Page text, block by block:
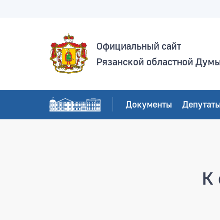
Официальный сайт
Рязанской областной
Документы
К